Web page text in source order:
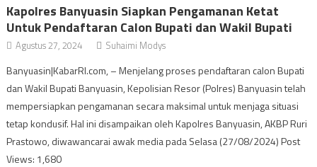
Kapolres Banyuasin Siapkan Pengamanan Ketat
Untuk Pendaftaran Calon Bupati dan Wakil Bupati
Agustus 27, 2024 Suhaimi Modys
Banyuasin|KabarRI.com, – Menjelang proses pendaftaran calon Bupati
dan Wakil Bupati Banyuasin, Kepolisian Resor (Polres) Banyuasin telah
mempersiapkan pengamanan secara maksimal untuk menjaga situasi
tetap kondusif. Hal ini disampaikan oleh Kapolres Banyuasin, AKBP Ruri
Prastowo, diwawancarai awak media pada Selasa (27/08/2024) Post
Views: 1,680